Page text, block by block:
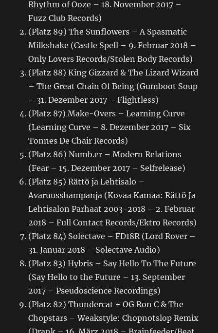
Rhythm of Ooze – 18. November 2017 –
Fuzz Club Records)
(Platz 89) The Sunflowers – A Spasmatic
Milkshake (Castle Spell – 9. Februar 2018 –
Only Lovers Records/Stolen Body Records)
(Platz 88) King Gizzard & The Lizard Wizard
– The Great Chain Of Being (Gumboot Soup
– 31. Dezember 2017 – Flightless)
(Platz 87) Make-Overs – Learning Curve
(Learning Curve – 8. Dezember 2017 – Six
Tonnes De Chair Records)
(Platz 86) Numb.er – Modern Relations
(Fear – 15. Dezember 2017 – Selfrelease)
(Platz 85) Rättö ja Lehtisalo –
Avaruusshampanja (Kovaa Kamaa: Rättö Ja
Lehtisalon Parhaat 2003-2018 – 2. Februar
2018 – Full Contact Records/Ektro Records)
(Platz 84) Solectave – FD18R (Lord Rover –
31. Januar 2018 – Solectave Audio)
(Platz 83) Hybris – Say Hello To The Future
(Say Hello to the Future – 13. September
2017 – Pseudoscience Recordings)
(Platz 82) Thundercat + OG Ron C & The
Chopstars – Weakstyle: Chopnotslop Remix